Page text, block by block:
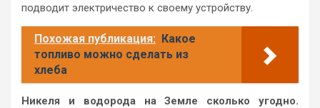
подводит электричество к своему устройству.
Похожая публикация: Какое
топливо можно сделать из
хлеба
Никеля и водорода на Земле сколько угодно.